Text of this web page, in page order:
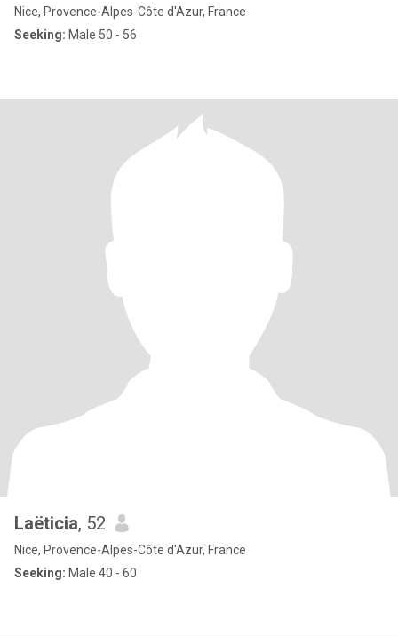
Nice, Provence-Alpes-Côte d'Azur, France
Seeking: Male 50 - 56
Laëticia, 52
Nice, Provence-Alpes-Côte d'Azur, France
Seeking: Male 40 - 60